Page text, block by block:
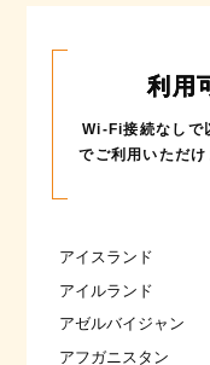
利用
Wi-Fi接続なしで
でご利用いただけ
アイスランド
アイルランド
アゼルバイジャン
アフガニスタン